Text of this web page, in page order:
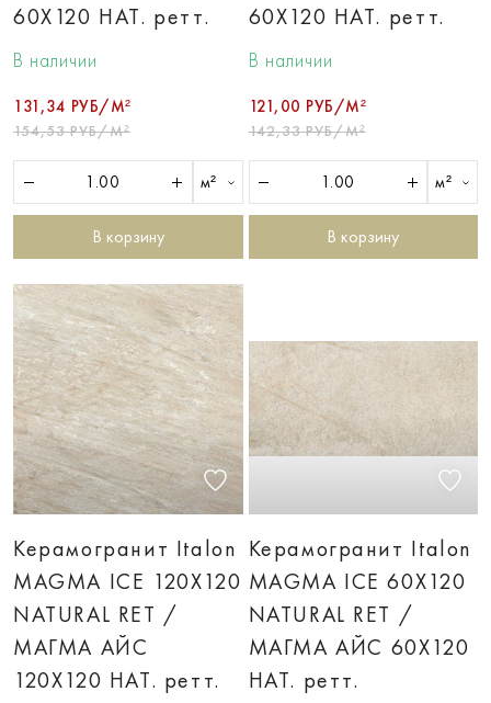
60X120 НАТ. ретт.
В наличии
131,34 РУБ/М²
154,53 РУБ/М²
м²
В корзину
60X120 НАТ. ретт.
В наличии
121,00 РУБ/М²
142,33 РУБ/М²
м²
В корзину
Керамогранит Italon
MAGMA ICE 120X120
NATURAL RET /
МАГМА АЙС
120X120 НАТ. ретт.
Керамогранит Italon
MAGMA ICE 60X120
NATURAL RET /
МАГМА АЙС 60X120
НАТ. ретт.